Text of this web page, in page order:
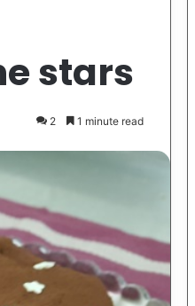
stars
2 1 minute read